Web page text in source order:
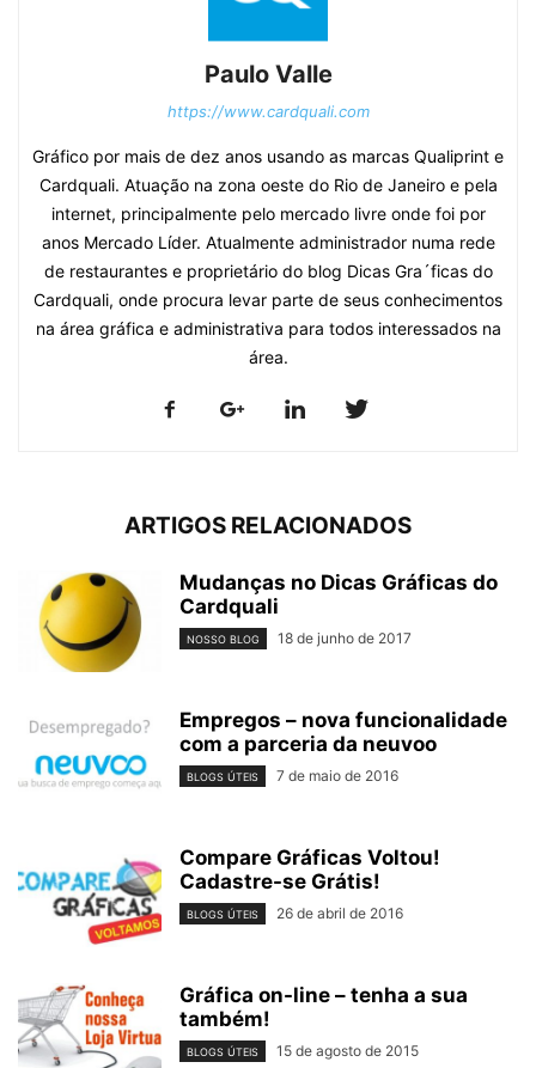
Paulo Valle
https://www.cardquali.com
Gráfico por mais de dez anos usando as marcas Qualiprint e
Cardquali. Atuação na zona oeste do Rio de Janeiro e pela
internet, principalmente pelo mercado livre onde foi por
anos Mercado Líder. Atualmente administrador numa rede
de restaurantes e proprietário do blog Dicas Gra´ficas do
Cardquali, onde procura levar parte de seus conhecimentos
na área gráfica e administrativa para todos interessados na
área.
ARTIGOS RELACIONADOS
Mudanças no Dicas Gráficas do
Cardquali
NOSSO BLOG 18 de junho de 2017
Empregos – nova funcionalidade
com a parceria da neuvoo
BLOGS ÚTEIS 7 de maio de 2016
Compare Gráficas Voltou!
Cadastre-se Grátis!
BLOGS ÚTEIS 26 de abril de 2016
Gráfica on-line – tenha a sua
também!
BLOGS ÚTEIS 15 de agosto de 2015